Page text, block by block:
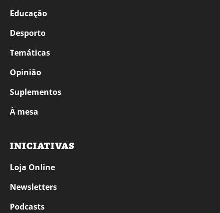
Educação
Desporto
Temáticas
Opinião
Suplementos
À mesa
INICIATIVAS
Loja Online
Newsletters
Podcasts